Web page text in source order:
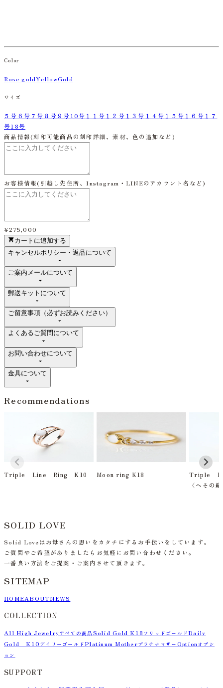
Color
Rose goldYellowGold
サイズ
５号 ６号 ７号 ８号９号10号 １１号 １２号 １３号 １４号 １５号 １６号 １７
号18号
商品情報(刻印可能商品の刻印詳細、素材、色の追加など)
お客様情報(引越し先住所、Instagram・LINEのアカウント名など)
¥275,000
カートに追加する
キャンセルポリシー・返品について
ご案内メールについて
郵送キットについて
ご留意事項（必ずお読みください）
よくあるご質問について
お問い合わせについて
金具について
Recommendations
Triple Line Ring K10 Moon ring K18
Triple
〈へその
SOLID LOVE
Solid Loveはお母さんの思いをカタチにするお手伝いをしています。
ご質問やご希望がありましたらお気軽にお問い合わせください。
一番良い方法をご提案・ご案内させて頂きます。
SITEMAP
HOMEABOUTNEWS
COLLECTION
All High Jewelryすべての商品 Solid Gold K18 ソリッドゴールドDaily
Gold K10 デイリーゴールドPlatinum Motherプラチナマザー Option オプシ
ョン
SUPPORT